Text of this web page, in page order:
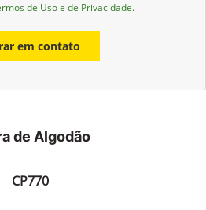
de Uso e de Privacidade.
em contato
de Algodão
CP770